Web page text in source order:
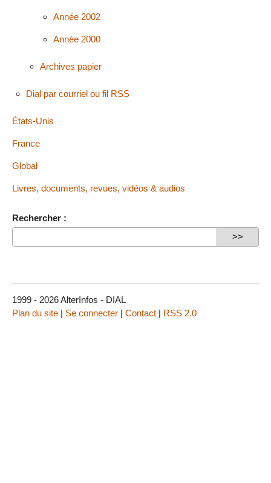
Année 2002
Année 2000
Archives papier
Dial par courriel ou fil RSS
États-Unis
France
Global
Livres, documents, revues, vidéos & audios
Rechercher :
1999 - 2026 AlterInfos - DIAL
Plan du site | Se connecter | Contact | RSS 2.0